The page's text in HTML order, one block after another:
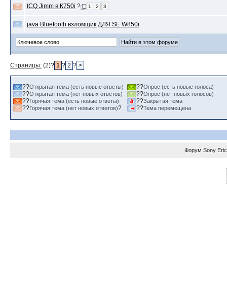
ICQ Jimm в К750i ? 1 2 3
java Bluetooth взломщик ДЛЯ SE W850i
Страницы: (2)? 1 ? 2 ? >
??Открытая тема (есть новые ответы)
??Открытая тема (нет новых ответов)
??Горячая тема (есть новые ответы)
??Горячая тема (нет новых ответов)?
??Опрос (есть новые голоса)
??Опрос (нет новых голосов)
??Закрытая тема
??Тема перемещена
Форум Sony